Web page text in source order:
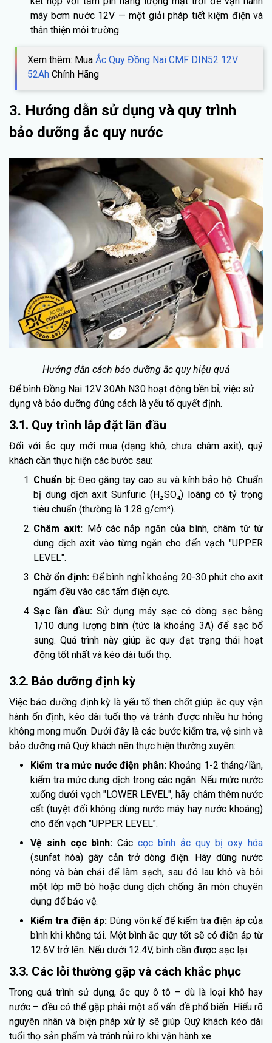
máy bơm nước 12V — một giải pháp tiết kiệm điện và
thân thiện môi trường.
Xem thêm: Mua Ắc Quy Đồng Nai CMF DIN52 12V
52Ah Chính Hãng
3. Hướng dẫn sử dụng và quy trình
bảo dưỡng ắc quy nước
Hướng dẫn cách bảo dưỡng ắc quy hiệu quả
Để bình Đồng Nai 12V 30Ah N30 hoạt động bền bỉ, việc sử
dụng và bảo dưỡng đúng cách là yếu tố quyết định.
3.1. Quy trình lắp đặt lần đầu
Đối với ắc quy mới mua (dạng khô, chưa châm axit), quý
khách cần thực hiện các bước sau:
Chuẩn bị:Đeo găng tay cao su và kính bảo hộ. Chuẩn
bị dung dịch axit Sunfuric (H₂SO₄) loãng có tỷ trọng
tiêu chuẩn (thường là 1.28 g/cm³).
Châm axit: Mở các nắp ngăn của bình, châm từ từ
dung dịch axit vào từng ngăn cho đến vạch "UPPER
LEVEL".
Chờ ổn định: Để bình nghỉ khoảng 20-30 phút cho axit
ngấm đều vào các tấm điện cực.
Sạc lần đầu:Sử dụng máy sạc có dòng sạc bằng
1/10 dung lượng bình (tức là khoảng 3A) để sạc bổ
sung. Quá trình này giúp ắc quy đạt trạng thái hoạt
động tốt nhất và kéo dài tuổi thọ.
3.2. Bảo dưỡng định kỳ
Việc bảo dưỡng định kỳ là yếu tố then chốt giúp ắc quy vận
hành ổn định, kéo dài tuổi thọ và tránh được nhiều hư hỏng
không mong muốn. Dưới đây là các bước kiểm tra, vệ sinh và
bảo dưỡng mà Quý khách nên thực hiện thường xuyên:
Kiểm tra mức nước điện phân:Khoảng 1-2 tháng/lần,
kiểm tra mức dung dịch trong các ngăn. Nếu mức nước
xuống dưới vạch "LOWER LEVEL", hãy châm thêm nước
cất (tuyệt đối không dùng nước máy hay nước khoáng)
cho đến vạch "UPPER LEVEL".
Vệ sinh cọc bình: Cáccọc bình ắc quy bị oxy hóa
(sunfat hóa) gây cản trở dòng điện. Hãy dùng nước
nóng và bàn chải để làm sạch, sau đó lau khô và bôi
một lớp mỡ bò hoặc dung dịch chống ăn mòn chuyên
dụng để bảo vệ.
Kiểm tra điện áp: Dùng vôn kế để kiểm tra điện áp của
bình khi không tải. Một bình ắc quy tốt sẽ có điện áp từ
12.6V trở lên. Nếu dưới 12.4V, bình cần được sạc lại.
3.3. Các lỗi thường gặp và cách khắc phục
Trong quá trình sử dụng, ắc quy ô tô – dù là loại khô hay
nước – đều có thể gặp phải một số vấn đề phổ biến. Hiểu rõ
nguyên nhân và biện pháp xử lý sẽ giúp Quý khách kéo dài
tuổi thọ sản phẩm và tránh rủi ro khi vận hành xe.